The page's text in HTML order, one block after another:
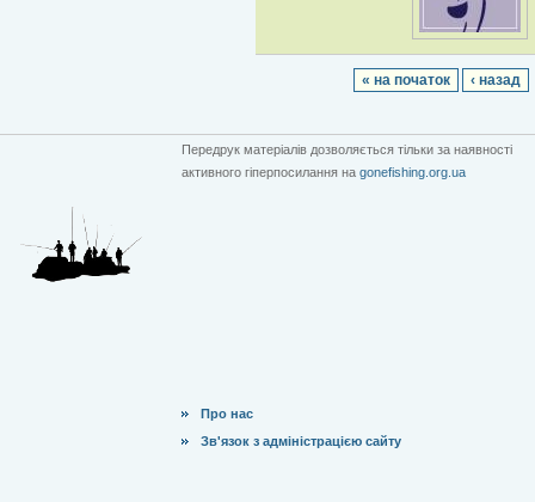
« на початок ‹ назад
Передрук матеріалів дозволяється тільки за наявності
активного гіперпосилання на gonefishing.org.ua
Про нас
Зв'язок з адміністрацією сайту